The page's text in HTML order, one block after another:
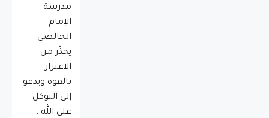
مدرسة
الإمام
الخالصي
يحذّر من
الاغترار
بالقوة ويدعو
إلى التوكل
على الله..